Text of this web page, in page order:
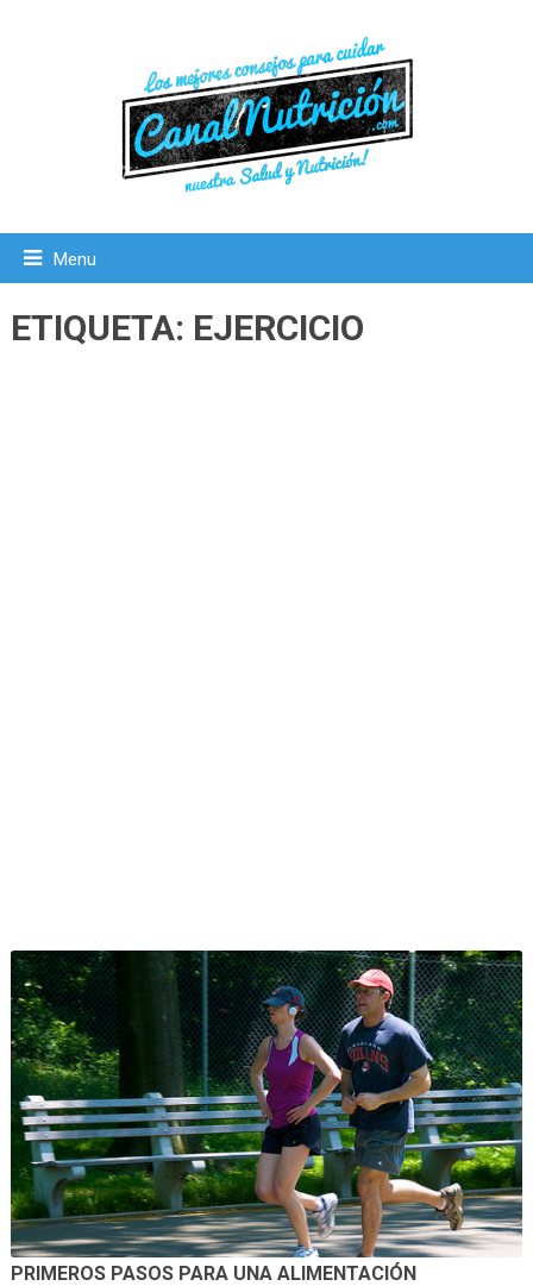
Menu
ETIQUETA: EJERCICIO
PRIMEROS PASOS PARA UNA ALIMENTACIÓN